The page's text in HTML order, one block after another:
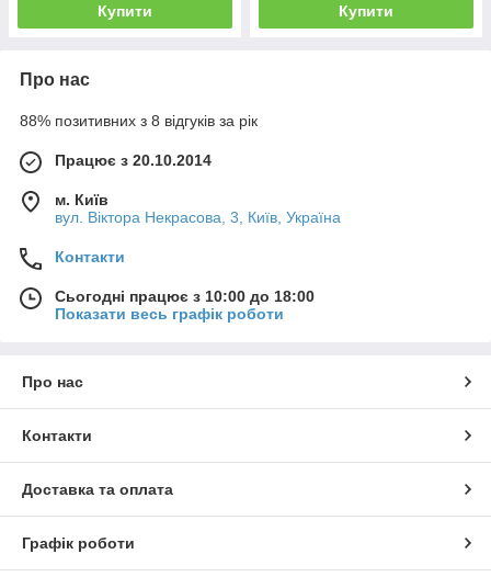
Купити Купити
Про нас
88% позитивних з 8 відгуків за рік
Працює з 20.10.2014
м. Київ
вул. Вiктора Некрасова, 3, Київ, Україна
Контакти
Сьогодні працює з 10:00 до 18:00
Показати весь графік роботи
Про нас
Контакти
Доставка та оплата
Графік роботи